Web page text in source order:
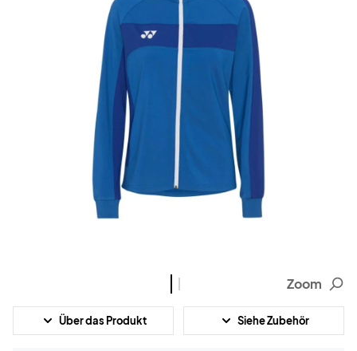
Zoom
Über das Produkt Siehe Zubehör